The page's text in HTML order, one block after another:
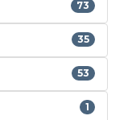
73
35
53
1